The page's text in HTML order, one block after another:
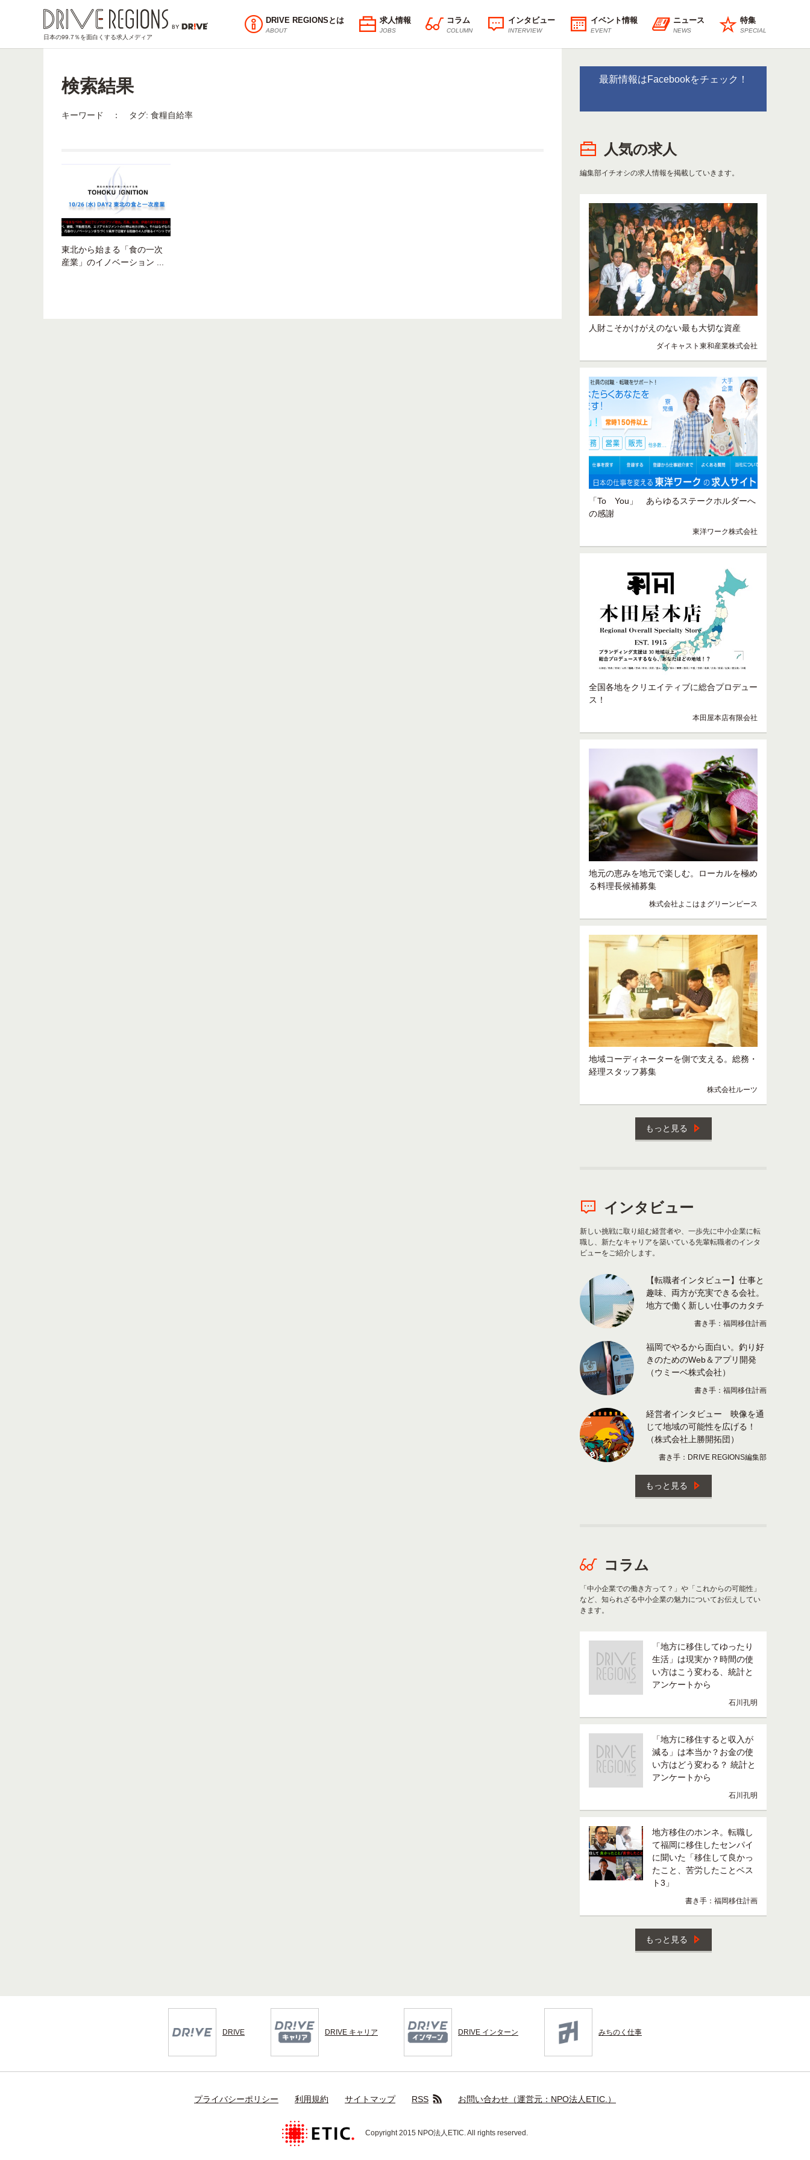
日本の99.7％を面白くする求人メディア
DRIVE REGIONSとは
ABOUT
求人情報
JOBS
コラム
COLUMN
インタビュー
INTERVIEW
イベント情報
EVENT
ニュース
NEWS
特集
SPECIAL
検索結果
キーワード ： タグ: 食糧自給率
東北から始まる「食の一次
産業」のイノベーション ...
最新情報はFacebookをチェック！
人気の求人
編集部イチオシの求人情報を掲載していきます。
人財こそかけがえのない最も大切な資産
ダイキャスト東和産業株式会社
「To You」 あらゆるステークホルダーへ
の感謝
東洋ワーク株式会社
全国各地をクリエイティブに総合プロデュー
ス！
本田屋本店有限会社
地元の恵みを地元で楽しむ。ローカルを極め
る料理長候補募集
株式会社よこはまグリーンピース
地域コーディネーターを側で支える。総務・
経理スタッフ募集
株式会社ルーツ
もっと見る
インタビュー
新しい挑戦に取り組む経営者や、一歩先に中小企業に転
職し、新たなキャリアを築いている先輩転職者のインタ
ビューをご紹介します。
【転職者インタビュー】仕事と
趣味、両方が充実できる会社。
地方で働く新しい仕事のカタチ
書き手：福岡移住計画
福岡でやるから面白い。釣り好
きのためのWeb＆アプリ開発
（ウミーベ株式会社）
書き手：福岡移住計画
経営者インタビュー 映像を通
じて地域の可能性を広げる！
（株式会社上勝開拓団）
書き手：DRIVE REGIONS編集部
もっと見る
コラム
「中小企業での働き方って？」や「これからの可能性」
など、知られざる中小企業の魅力についてお伝えしてい
きます。
「地方に移住してゆったり
生活」は現実か？時間の使
い方はこう変わる、統計と
アンケートから
石川孔明
「地方に移住すると収入が
減る」は本当か？お金の使
い方はどう変わる？ 統計と
アンケートから
石川孔明
地方移住のホンネ。転職し
て福岡に移住したセンパイ
に聞いた「移住して良かっ
たこと、苦労したことベス
ト3」
書き手：福岡移住計画
もっと見る
DRIVE DRIVE キャリア DRIVE インターン みちのく仕事
プライバシーポリシー 利用規約 サイトマップ RSS お問い合わせ（運営元：NPO法人ETIC.）
Copyright 2015 NPO法人ETIC. All rights reserved.